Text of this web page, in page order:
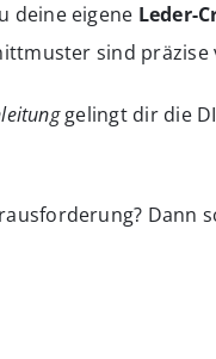
deine eigene Leder-
sind
gelingt dir die
Dann